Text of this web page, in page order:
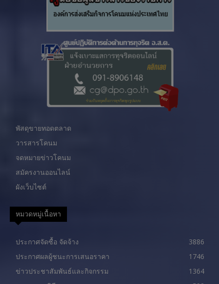
พัสดุขายทอดตลาด
วารสารโคนม
จดหมายข่าวโคนม
สมัครงานออนไลน์
ผังเว็บไซต์
หมวดหมู่เนื้อหา
ประกาศจัดซื้อ จัดจ้าง
3886
ประกาศผลผู้ชนะการเสนอราคา
1746
ข่าวประชาสัมพันธ์และกิจกรรม
1364